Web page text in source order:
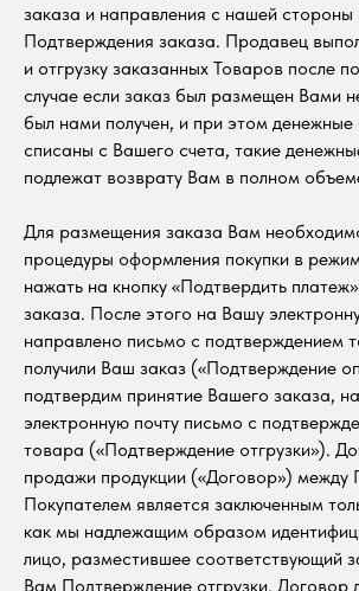
заказа и направления с нашей
Подтверждения заказа. Продавец
и отгрузку заказанных Товаров после
случае если заказ был размещен Вами
был нами получен, и при этом
списаны с Вашего счета, такие
подлежат возврату Вам в полном
Для размещения заказа Вам
процедуры оформления покупки в
нажать на кнопку «Подтвердить
заказа. После этого на Вашу
направлено письмо с подтверждением
получили Ваш заказ («Подтверждение
подтвердим принятие Вашего заказа,
электронную почту письмо с
товара («Подтверждение отгрузки»).
продажи продукции («Договор») между
Покупателем является заключенным
как мы надлежащим образом
лицо, разместившее соответствующий
Вам Подтверждение отгрузки. Договор